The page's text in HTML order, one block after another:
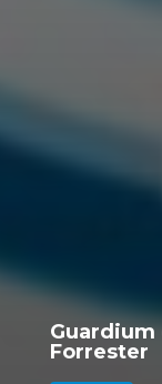
Guardium
Forrester